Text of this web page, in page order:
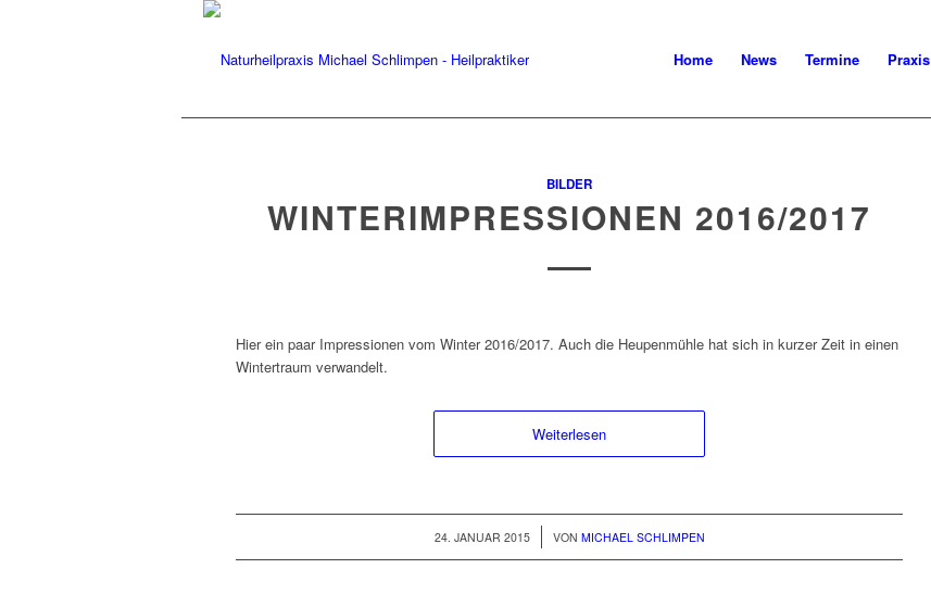
Home News Termine Praxis
BILDER
WINTERIMPRESSIONEN 2016/2017
Hier ein paar Impressionen vom Winter 2016/2017. Auch die Heupenmühle hat sich in kurzer Zeit in einen
Wintertraum verwandelt.
Weiterlesen
24. JANUAR 2015
/ VON MICHAEL SCHLIMPEN